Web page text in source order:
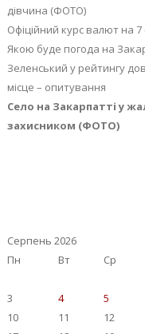
дівчина (ФОТО)
Офіційний курс валют на 7
Якою буде погода на
Зеленський у рейтингу
місце – опитування
Село на Закарпатті у
захисником (ФОТО)
Серпень 2026
Пн
Вт Ср
3
4 5
10
11 12